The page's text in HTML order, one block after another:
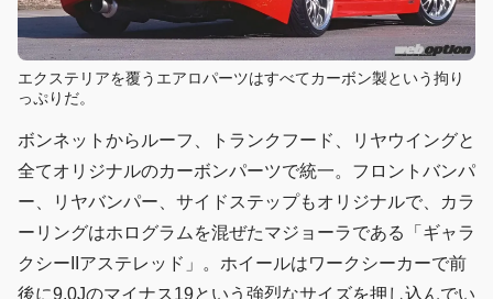
エクステリアを覆うエアロパーツはすべてカーボン製という拘り
っぷりだ。
ボンネットからルーフ、トランクフード、リヤウイングと
全てオリジナルのカーボンパーツで統一。フロントバンパ
ー、リヤバンパー、サイドステップもオリジナルで、カラ
ーリングはホログラムを混ぜたマジョーラである「ギャラ
クシーIIアステレッド」。ホイールはワークシーカーで前
後に9.0Jのマイナス19という強烈なサイズを押し込んでい